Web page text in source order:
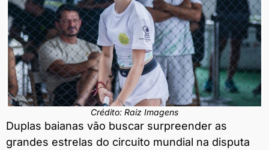
Crédito: Raiz Imagens
Duplas baianas vão buscar surpreender as
grandes estrelas do circuito mundial na disputa